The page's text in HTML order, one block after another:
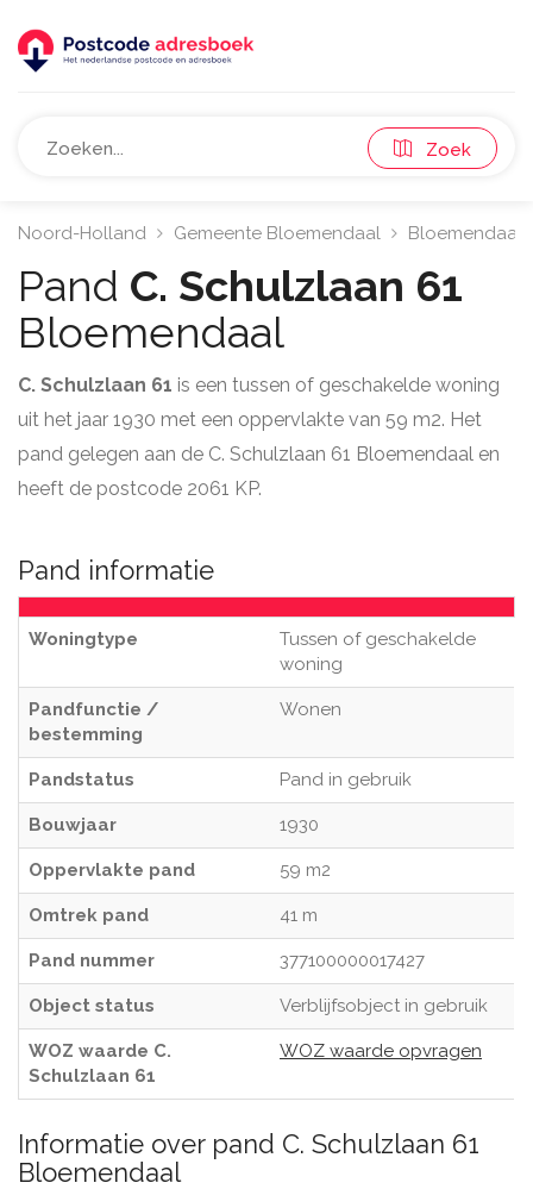
Zoek
Noord-Holland Gemeente Bloemendaal Bloemendaal
Pand C. Schulzlaan 61
Bloemendaal
C. Schulzlaan 61 is een tussen of geschakelde woning
uit het jaar 1930 met een oppervlakte van 59 m2. Het
pand gelegen aan de C. Schulzlaan 61 Bloemendaal en
heeft de postcode 2061 KP.
Pand informatie
Woningtype
Tussen of geschakelde
woning
Pandfunctie /
bestemming
Wonen
Pandstatus Pand in gebruik
Bouwjaar 1930
Oppervlakte pand 59 m2
Omtrek pand 41 m
Pand nummer 377100000017427
Object status Verblijfsobject in gebruik
WOZ waarde C.
Schulzlaan 61
WOZ waarde opvragen
Informatie over pand C. Schulzlaan 61
Bloemendaal